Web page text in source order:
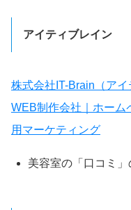
アイティブレイン
株式会社IT-Brain（ア
WEB制作会社｜ホーム
用マーケティング
美容室の「口コミ